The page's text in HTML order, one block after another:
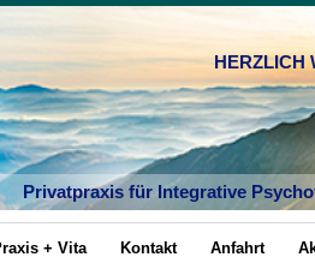
HERZLICH
Privatpraxis für Integrative
+ Vita Kontakt Anfahrt